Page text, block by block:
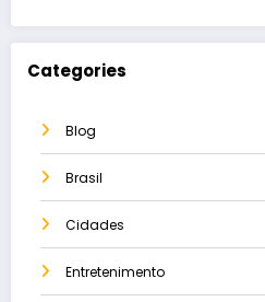
Categories
Blog
Brasil
Cidades
Entretenimento